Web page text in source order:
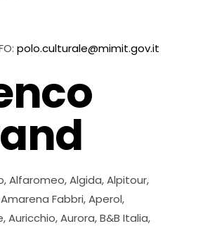
polo.culturale@mimit.gov.it
Alfaromeo, Algida, Alpitour,
Fabbri, Aperol,
Auricchio, Aurora, B&B Italia,